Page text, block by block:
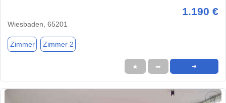
1.190 €
Wiesbaden, 65201
Zimmer Zimmer 2
★ ➦ ➜